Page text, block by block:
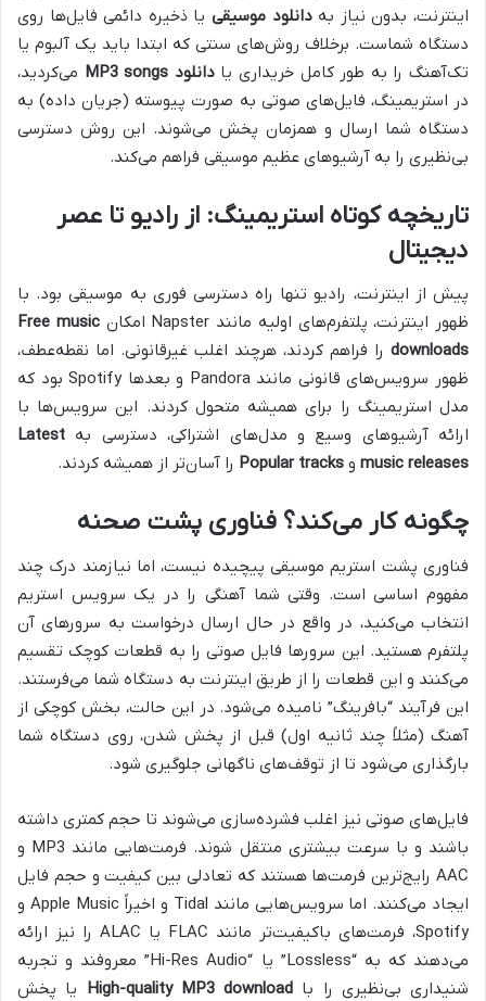
اینترنت، بدون نیاز بهدانلود موسیقی یا ذخیره دائمی فایل‌ها روی
دستگاه شماست. برخلاف روش‌های سنتی که ابتدا باید یک آلبوم یا
تک‌آهنگ را به طور کامل خریداری یادانلود MP3 songs
می‌کردید،
در استریمینگ، فایل‌های صوتی به صورت پیوسته (جریان داده) به
دستگاه شما ارسال و همزمان پخش می‌شوند. این روش دسترسی
بی‌نظیری را به آرشیوهای عظیم موسیقی فراهم می‌کند.
تاریخچه کوتاه استریمینگ: از رادیو تا عصر
دیجیتال
پیش از اینترنت، رادیو تنها راه دسترسی فوری به موسیقی بود. با
ظهور اینترنت، پلتفرم‌های اولیه مانند Napster امکان
Free music
downloads را فراهم کردند، هرچند اغلب غیرقانونی. اما نقطه‌عطف،
ظهور سرویس‌های قانونی مانند Pandora و بعدها Spotify بود که
مدل استریمینگ را برای همیشه متحول کردند. این سرویس‌ها با
ارائه آرشیوهای وسیع و مدل‌های اشتراکی، دسترسی به Latest
music releases و Popular tracks را آسان‌تر از همیشه کردند.
چگونه کار می‌کند؟ فناوری پشت صحنه
فناوری پشت استریم موسیقی پیچیده نیست، اما نیازمند درک چند
مفهوم اساسی است. وقتی شما آهنگی را در یک سرویس استریم
انتخاب می‌کنید، در واقع در حال ارسال درخواست به سرورهای آن
پلتفرم هستید. این سرورها فایل صوتی را به قطعات کوچک تقسیم
می‌کنند و این قطعات را از طریق اینترنت به دستگاه شما می‌فرستند.
این فرآیند “بافرینگ” نامیده می‌شود. در این حالت، بخش کوچکی از
آهنگ (مثلاً چند ثانیه اول) قبل از پخش شدن، روی دستگاه شما
بارگذاری می‌شود تا از توقف‌های ناگهانی جلوگیری شود.
فایل‌های صوتی نیز اغلب فشرده‌سازی می‌شوند تا حجم کمتری داشته
باشند و با سرعت بیشتری منتقل شوند. فرمت‌هایی مانند MP3 و
AAC رایج‌ترین فرمت‌ها هستند که تعادلی بین کیفیت و حجم فایل
ایجاد می‌کنند. اما سرویس‌هایی مانند Tidal و اخیراً Apple Music و
Spotify، فرمت‌های باکیفیت‌تر مانند FLAC یا ALAC را نیز ارائه
می‌دهند که به “Lossless” یا “Hi-Res Audio” معروفند و تجربه
شنیداری بی‌نظیری را با High-quality MP3 download یا پخش